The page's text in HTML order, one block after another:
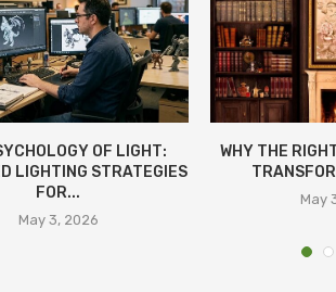
OF LIGHT:
LIGHTING STRATEGIES
FOR...
May 3, 2026
WHY THE
May